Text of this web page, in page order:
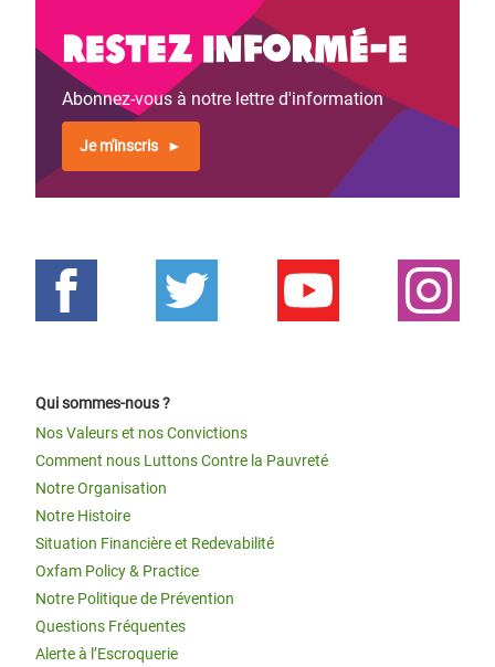
Restez informé-e
Abonnez-vous à notre lettre d'information
Je m'inscris
Qui sommes-nous ?
Nos Valeurs et nos Convictions
Comment nous Luttons Contre la Pauvreté
Notre Organisation
Notre Histoire
Situation Financière et Redevabilité
Oxfam Policy & Practice
Notre Politique de Prévention
Questions Fréquentes
Alerte à l’Escroquerie